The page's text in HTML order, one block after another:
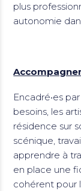
plus
autonomie
Encadré•es
besoins, les
résidence sur
scénique,
apprendre à
en place une
cohérent pour